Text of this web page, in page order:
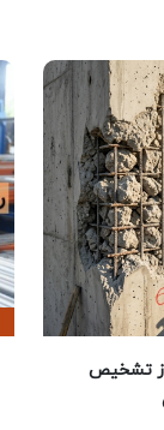
تشخیص